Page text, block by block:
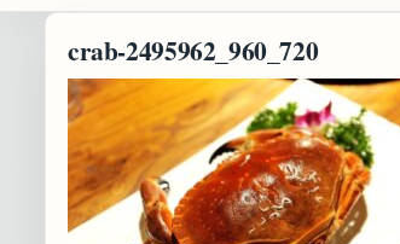
crab-2495962_960_720